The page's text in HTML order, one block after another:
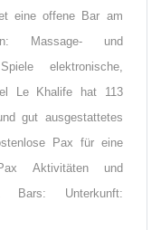
eine offene Bar am
Massage- und
elektronische,
Le Khalife hat 113
gut ausgestattetes
Pax für eine
Aktivitäten und
Bars: Unterkunft: